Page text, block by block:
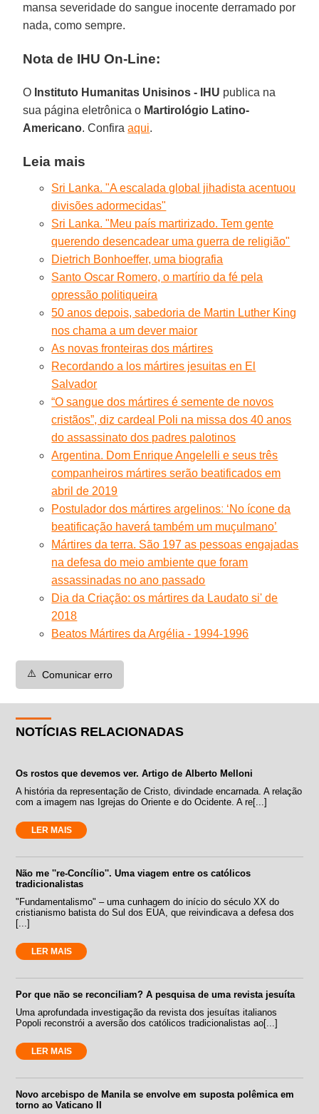
mansa severidade do sangue inocente derramado por
nada, como sempre.
Nota de IHU On-Line:
O Instituto Humanitas Unisinos - IHU publica na
sua página eletrônica o Martirológio Latino-
Americano. Confiraaqui.
Leia mais
Sri Lanka. "A escalada global jihadista acentuou
divisões adormecidas"
Sri Lanka. "Meu país martirizado. Tem gente
querendo desencadear uma guerra de religião"
Dietrich Bonhoeffer, uma biografia
Santo Oscar Romero, o martírio da fé pela
opressão politiqueira
50 anos depois, sabedoria de Martin Luther King
nos chama a um dever maior
As novas fronteiras dos mártires
Recordando a los mártires jesuitas en El
Salvador
“O sangue dos mártires é semente de novos
cristãos”, diz cardeal Poli na missa dos 40 anos
do assassinato dos padres palotinos
Argentina. Dom Enrique Angelelli e seus três
companheiros mártires serão beatificados em
abril de 2019
Postulador dos mártires argelinosː ‘No ícone da
beatificação haverá também um muçulmano’
Mártires da terra. São 197 as pessoas engajadas
na defesa do meio ambiente que foram
assassinadas no ano passado
Dia da Criação: os mártires da Laudato si' de
2018
Beatos Mártires da Argélia - 1994-1996
⚠️ Comunicar erro
NOTÍCIAS RELACIONADAS
Os rostos que devemos ver. Artigo de Alberto Melloni
A história da representação de Cristo, divindade encarnada. A relação
com a imagem nas Igrejas do Oriente e do Ocidente. A re[...]
LER MAIS
Não me ''re-Concílio''. Uma viagem entre os católicos
tradicionalistas
"Fundamentalismo" – uma cunhagem do início do século XX do
cristianismo batista do Sul dos EUA, que reivindicava a defesa dos
[...]
LER MAIS
Por que não se reconciliam? A pesquisa de uma revista jesuíta
Uma aprofundada investigação da revista dos jesuítas italianos
Popoli reconstrói a aversão dos católicos tradicionalistas ao[...]
LER MAIS
Novo arcebispo de Manila se envolve em suposta polêmica em
torno ao Vaticano II